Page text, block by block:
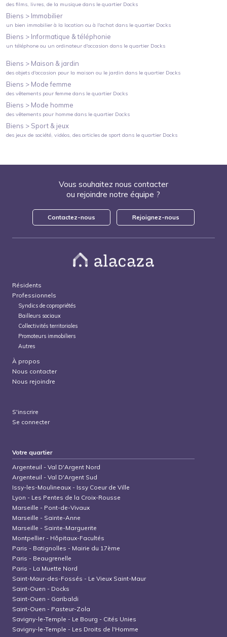
des films, livres, de la musique dans le quartier Docks
Biens > Immobilier
un bien immobilier à la location ou à l'achat dans le quartier Docks
Biens > Informatique & téléphonie
un téléphone ou un ordinateur d'occasion dans le quartier Docks
Biens > Maison & jardin
des objets d'occasion pour la maison ou le jardin dans le quartier Docks
Biens > Mode femme
des vêtements pour femme dans le quartier Docks
Biens > Mode homme
des vêtements pour homme dans le quartier Docks
Biens > Sport & jeux
des jeux de société, vidéos, des articles de sport dans le quartier Docks
Vous souhaitez nous contacter
ou rejoindre notre équipe ?
Contactez-nous Rejoignez-nous
Résidents
Professionnels
Syndics de copropriétés
Bailleurs sociaux
Collectivités territoriales
Promoteurs immobiliers
Autres
À propos
Nous contacter
Nous rejoindre
S'inscrire
Se connecter
Votre quartier
Argenteuil -Val D'Argent Nord
Argenteuil -Val D'Argent Sud
Issy-les-Moulineaux - Issy Coeur de Ville
Lyon - Les Pentes de la Croix-Rousse
Marseille - Pont-de-Vivaux
Marseille - Sainte-Anne
Marseille - Sainte-Marguerite
Montpellier- Hôpitaux-Facultés
Paris - Batignolles - Mairie du 17ème
Paris - Beaugrenelle
Paris - La Muette Nord
Saint-Maur-des-Fossés - Le Vieux Saint-Maur
Saint-Ouen - Docks
Saint-Ouen - Garibaldi
Saint-Ouen - Pasteur-Zola
Savigny-le-Temple - Le Bourg - Cités Unies
Savigny-le-Temple - Les Droits de l'Homme